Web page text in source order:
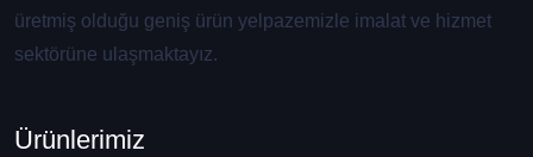
üretmiş olduğu geniş ürün yelpazemizle imalat ve hizmet
sektörüne ulaşmaktayız.
Ürünlerimiz